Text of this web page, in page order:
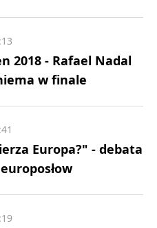
2018 - Rafael Nadal
w finale
Europa?" - debata